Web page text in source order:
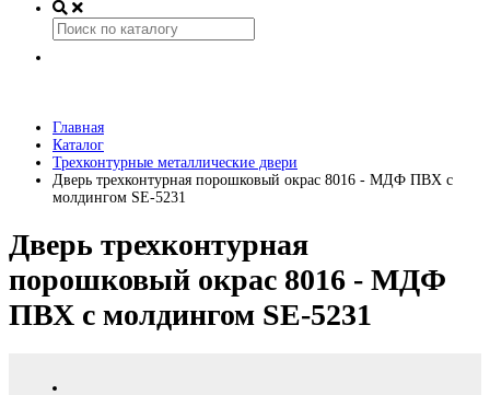
Главная
Каталог
Трехконтурные металлические двери
Дверь трехконтурная порошковый окрас 8016 - МДФ ПВХ с
молдингом SE-5231
Дверь трехконтурная
порошковый окрас 8016 - МДФ
ПВХ с молдингом SE-5231